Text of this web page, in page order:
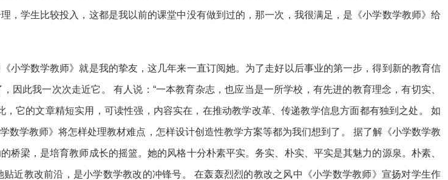
，学生比较投入，这都是我以前的课堂中没有做到过的，那一次，我很满足，是《小学数学教师》给
小学数学教师》就是我的挚友，这几年来一直订阅她。为了走好以后事业的第一步，得到新的教育信
此我一次次走近它。 有人说：“一本教育杂志，也应当是一所学校，有先进的教育理念，有切实、
它的文章精短实用，可读性强，内容实在，在推动教学改革、传递教学信息方面都有独到之处。 如
学教师》将怎样处理教材难点，怎样设计创造性教学方案等都为我们想到了。 据了解《小学数学教
梁，是培育教师成长的摇篮。她的风格十分朴素平实。务实、朴实、平实是其魅力的源泉。朴素、
近教改前沿，是小学数学教改的冲锋号。 在轰轰烈烈的教改之风中《小学数学教师》宣扬对学生作